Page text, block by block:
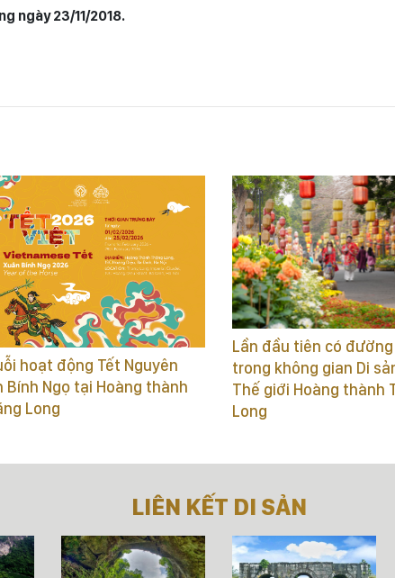
ngày 23/11/2018.
hoạt động Tết Nguyên
Bính Ngọ tại Hoàng thành
Long
Lần đầu tiên có
trong không gian Di
Thế giới Hoàng thành
Long
LIÊN KẾT DI SẢN